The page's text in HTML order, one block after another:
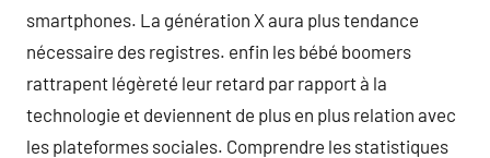
smartphones. La génération X aura plus tendance
nécessaire des registres. enfin les bébé boomers
rattrapent légèreté leur retard par rapport à la
technologie et deviennent de plus en plus relation avec
les plateformes sociales. Comprendre les statistiques